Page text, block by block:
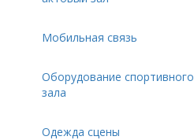
Мобильная связь
Оборудование спортивного
зала
Одежда сцены